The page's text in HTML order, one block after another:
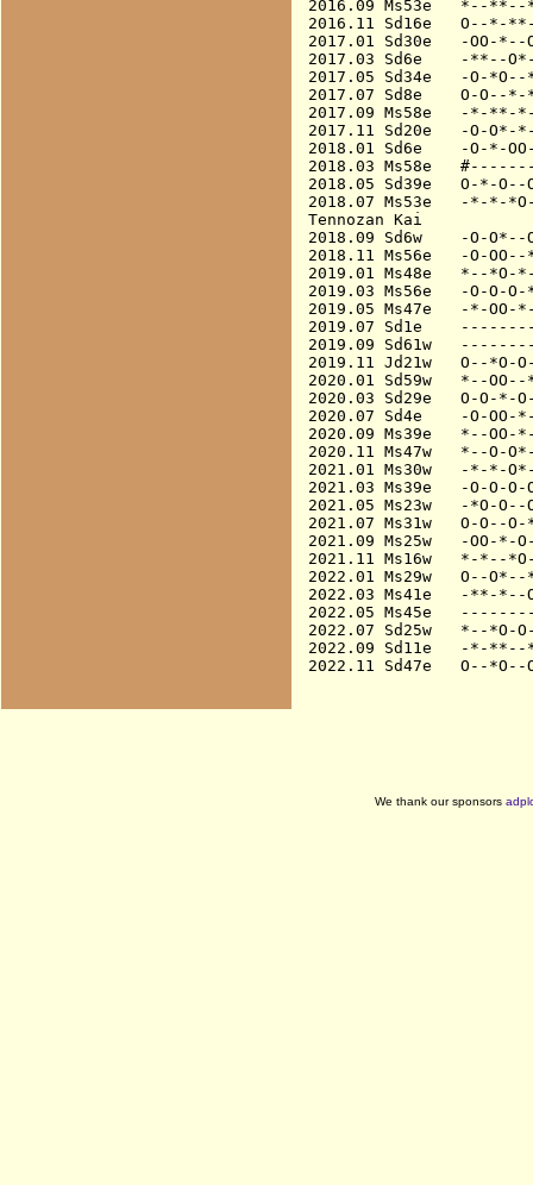
2016.09 Ms53e   *--**--
2016.11 Sd16e   O--*-
2017.01 Sd30e   -OO-*--
2017.03 Sd6e    -**--
2017.05 Sd34e   -O-*O--
2017.07 Sd8e    O-O--
2017.09 Ms58e   -*-**-
2017.11 Sd20e   -O-O*-
2018.01 Sd6e    -O-*-
2018.03 Ms58e
2018.05 Sd39e   O-*-O--
2018.07 Ms53e   -*-*-
Tennozan Kai
2018.09 Sd6w    -O-
2018.11 Ms56e   -O-
2019.01 Ms48e   *--*O-
2019.03 Ms56e   -O-O-
2019.05 Ms47e   -*-
2019.07 Sd1e
2019.09 Sd61w
2019.11 Jd21w   O--*O-
2020.01 Sd59w   *--OO--
2020.03 Sd29e   O-O-*-
2020.07 Sd4e    -O-OO-
2020.09 Ms39e   *--
2020.11 Ms47w   *--O-
2021.01 Ms30w   -*-*-
2021.03 Ms39e   -O-O-
2021.05 Ms23w   -*O-
2021.07 Ms31w   O-O--
2021.09 Ms25w   -OO-*-
2021.11 Ms16w   *-*--
2022.01 Ms29w   O--
2022.03 Ms41e   -**-*--
2022.05 Ms45e
2022.07 Sd25w   *--*O-
2022.09 Sd11e   -*-
We thank our sponsors